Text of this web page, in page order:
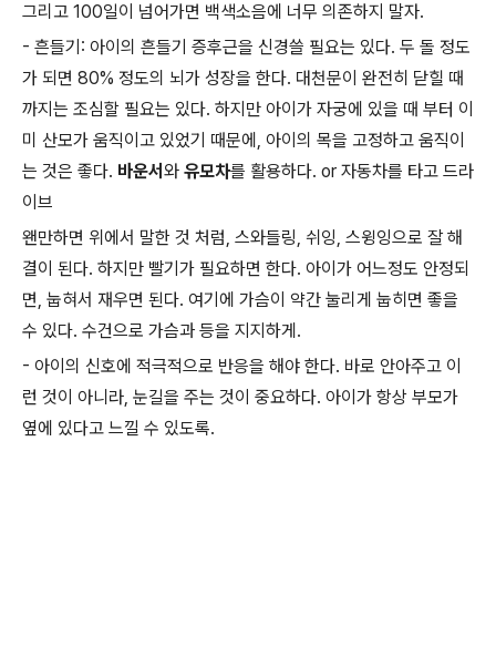
그리고 100일이 넘어가면 백색소음에 너무 의존하지 말자.
- 흔들기: 아이의 흔들기 증후근을 신경쓸 필요는 있다. 두 돌 정도
가 되면 80% 정도의 뇌가 성장을 한다. 대천문이 완전히 닫힐 때
까지는 조심할 필요는 있다. 하지만 아이가 자궁에 있을 때 부터 이
미 산모가 움직이고 있었기 때문에, 아이의 목을 고정하고 움직이
는 것은 좋다. 바운서 와 유모차를 활용하다. or 자동차를 타고 드라
이브
왠만하면 위에서 말한 것 처럼, 스와들링, 쉬잉, 스윙잉으로 잘 해
결이 된다. 하지만 빨기가 필요하면 한다. 아이가 어느정도 안정되
면, 눕혀서 재우면 된다. 여기에 가슴이 약간 눌리게 눕히면 좋을
수 있다. 수건으로 가슴과 등을 지지하게.
- 아이의 신호에 적극적으로 반응을 해야 한다. 바로 안아주고 이
런 것이 아니라, 눈길을 주는 것이 중요하다. 아이가 항상 부모가
옆에 있다고 느낄 수 있도록.